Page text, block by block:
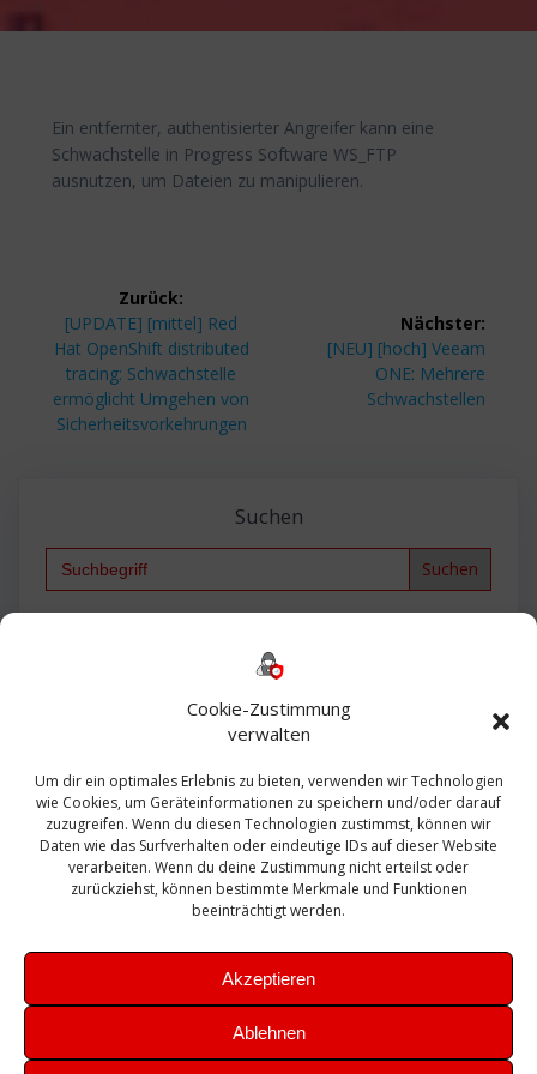
Cookie-Zustimmung
verwalten
Um dir ein optimales Erlebnis zu bieten, verwenden wir Technologien
wie Cookies, um Geräteinformationen zu speichern und/oder darauf
zuzugreifen. Wenn du diesen Technologien zustimmst, können wir
Daten wie das Surfverhalten oder eindeutige IDs auf dieser Website
verarbeiten. Wenn du deine Zustimmung nicht erteilst oder
zurückziehst, können bestimmte Merkmale und Funktionen
beeinträchtigt werden.
Akzeptieren
Ablehnen
Ein entfernter, authentisierter Angreifer kann eine
Schwachstelle in Progress Software WS_FTP
ausnutzen, um Dateien zu manipulieren.
Beitragsnavigation
Zurück:
Vorheriger
Beitrag:
[UPDATE] [mittel] Red
Hat OpenShift distributed
tracing: Schwachstelle
ermöglicht Umgehen von
Sicherheitsvorkehrungen
Nächster:
Nächster
Beitrag:
[NEU] [hoch] Veeam
ONE: Mehrere
Schwachstellen
Suchen
Search
Bautagebuch
Exchange firewall Fritzbox
Microsoft
Sanierung SBS Security Server Sicherheit
Sicherung SIEM Sophos SSL Ubuntu
Update Upgrade UTM VCenter VCSA Veeam
VMWare VPN WAZUH Windows
Zertifikat